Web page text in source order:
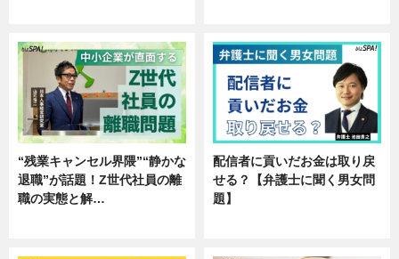
“残業キャンセル界隈”“静かな
退職”が話題！Z世代社員の離
職の実態と解…
配信者に貢いだお金は取り戻
せる？【弁護士に聞く男女問
題】